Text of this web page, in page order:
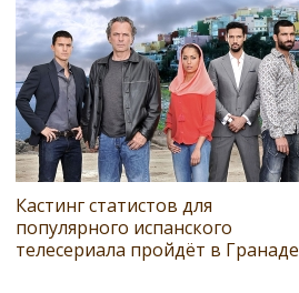
Кастинг статистов для
популярного испанского
телесериала пройдёт в Гранаде